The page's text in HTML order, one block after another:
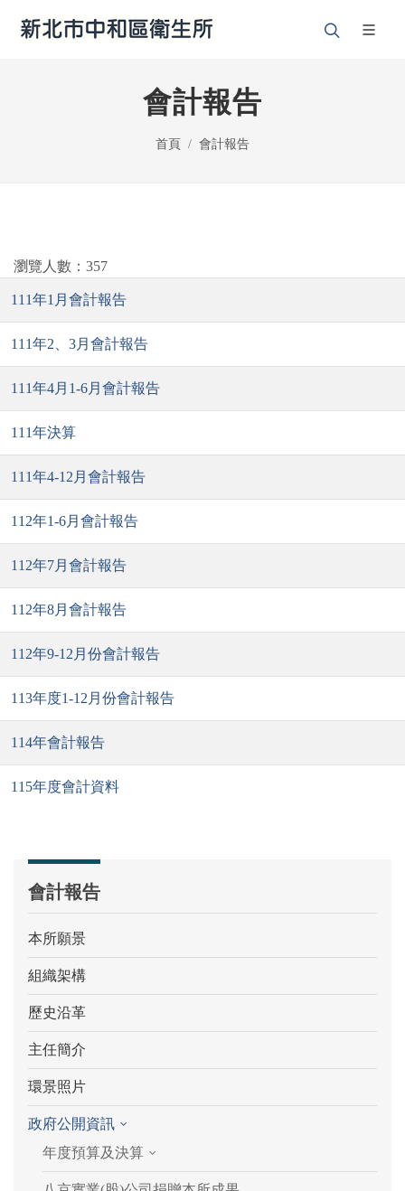
會計報告
首頁 會計報告
會計報告
本所願景
組織架構
歷史沿革
主任簡介
環景照片
政府公開資訊
年度預算及決算
瀏覽人數：357
111年1月會計報告
111年2、3月會計報告
111年4月1-6月會計報告
111年決算
111年4-12月會計報告
112年1-6月會計報告
112年7月會計報告
112年8月會計報告
112年9-12月份會計報告
113年度1-12月份會計報告
114年會計報告
115年度會計資料